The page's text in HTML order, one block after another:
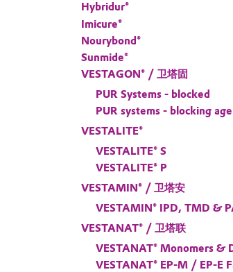
Hybridur®
Imicure®
Nourybond®
Sunmide®
VESTAGON® / 卫塔固
PUR Systems - blocked
PUR systems - blocking
VESTALITE®
VESTALITE® S
VESTALITE® P
VESTAMIN® / 卫塔安
VESTAMIN® IPD, TMD &
VESTANAT® / 卫塔联
VESTANAT® Monomers &
VESTANAT® EP-M / EP-E